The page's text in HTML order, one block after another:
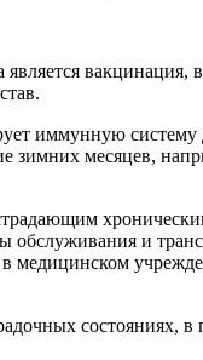
вакцинация,
иммунную
месяцев,
обслуживания и
в медицинском
состояниях, в